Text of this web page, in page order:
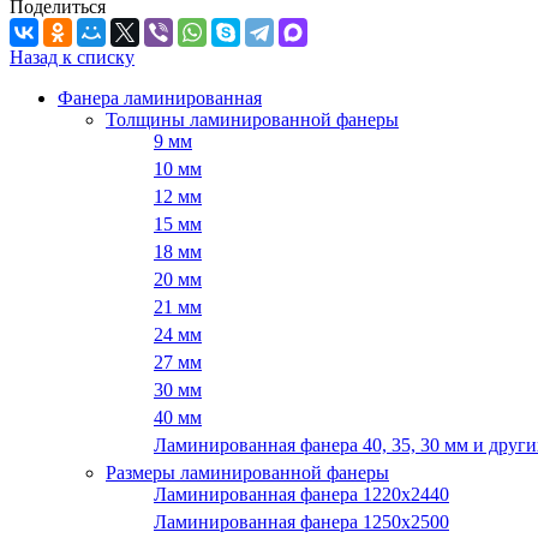
Поделиться
Назад к списку
Фанера ламинированная
Толщины ламинированной фанеры
9 мм
10 мм
12 мм
15 мм
18 мм
20 мм
21 мм
24 мм
27 мм
30 мм
40 мм
Ламинированная фанера 40, 35, 30 мм и
Размеры ламинированной фанеры
Ламинированная фанера 1220x2440
Ламинированная фанера 1250х2500